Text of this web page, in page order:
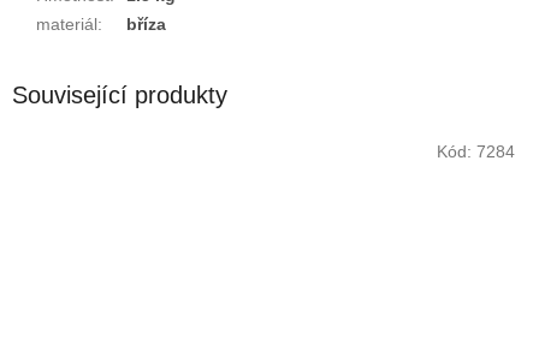
materiál: bříza
Související produkty
Kód: 7284